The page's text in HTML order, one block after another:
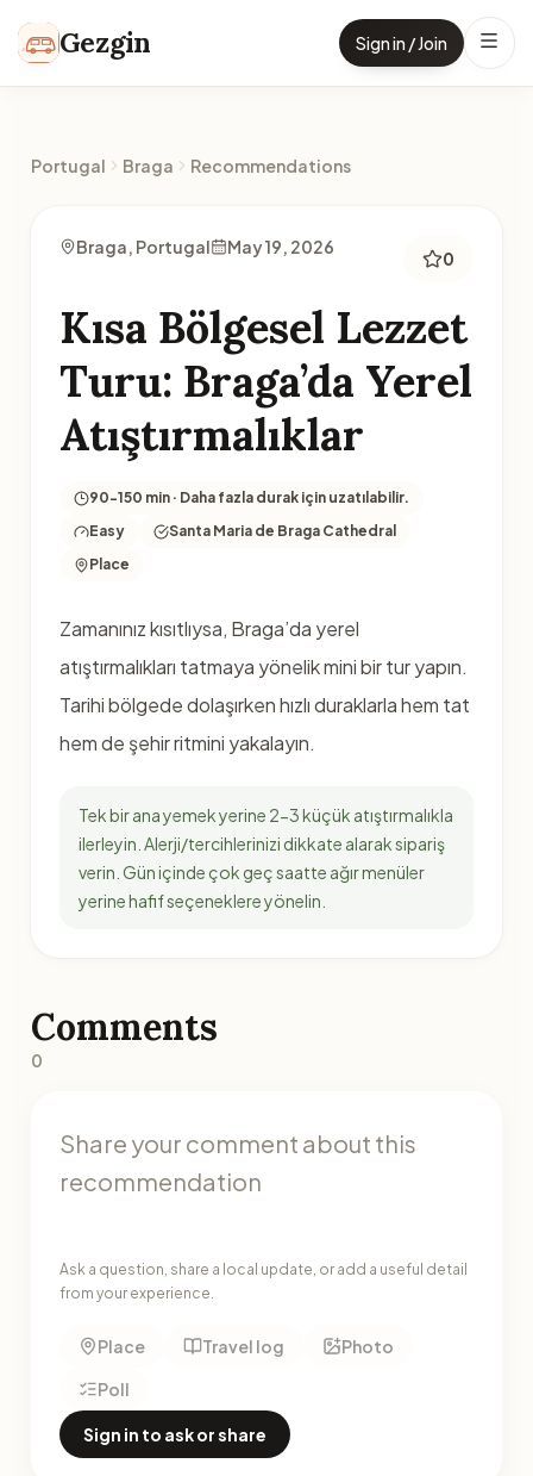
Gezgin Sign in / Join
Portugal Braga Recommendations
Braga, Portugal May 19, 2026
0
Kısa Bölgesel Lezzet
Turu: Braga’da Yerel
Atıştırmalıklar
90-150 min · Daha fazla durak için uzatılabilir.
Easy
Santa Maria de Braga Cathedral
Place
Zamanınız kısıtlıysa, Braga’da yerel
atıştırmalıkları tatmaya yönelik mini bir tur yapın.
Tarihi bölgede dolaşırken hızlı duraklarla hem tat
hem de şehir ritmini yakalayın.
Tek bir ana yemek yerine 2-3 küçük atıştırmalıkla
ilerleyin. Alerji/tercihlerinizi dikkate alarak sipariş
verin. Gün içinde çok geç saatte ağır menüler
yerine hafif seçeneklere yönelin.
Comments
0
Ask a question, share a local update, or add a useful detail
from your experience.
Place Travel log
Photo
Poll
Sign in to ask or share